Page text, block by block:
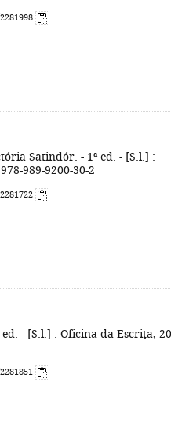
Satindór. - 1ª ed. - [S.l.] :
989-9200-30-2
ed. - [S.l.] : Oficina da Escrita,